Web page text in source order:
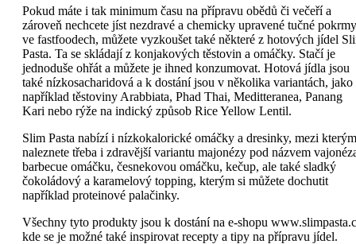
Pokud máte i tak minimum času na přípravu obědů či večeří a
zároveň nechcete jíst nezdravé a chemicky upravené tučné pokrmy
ve fastfoodech, můžete vyzkoušet také některé z hotových jídel
Pasta. Ta se skládají z konjakových těstovin a omáčky. Stačí je
jednoduše ohřát a můžete je ihned konzumovat. Hotová jídla jsou
také nízkosacharidová a k dostání jsou v několika variantách, jako
například těstoviny Arabbiata, Phad Thai, Meditteranea, Panang
Kari nebo rýže na indický způsob Rice Yellow Lentil.
Slim Pasta nabízí i nízkokalorické omáčky a dresinky, mezi
naleznete třeba i zdravější variantu majonézy pod názvem
barbecue omáčku, česnekovou omáčku, kečup, ale také sladký
čokoládový a karamelový topping, kterým si můžete dochutit
například proteinové palačinky.
Všechny tyto produkty jsou k dostání na e-shopu
kde se je možné také inspirovat recepty a tipy na přípravu jídel.